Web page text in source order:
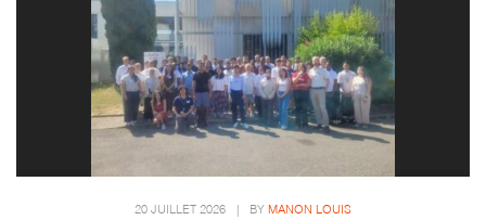
20 JUILLET 2026 BY MANON LOUIS